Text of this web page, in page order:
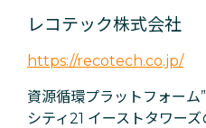
レコテック株式会社
https://recotech.co.jp/
資源循環プラットフォーム
シティ21 イーストタワー